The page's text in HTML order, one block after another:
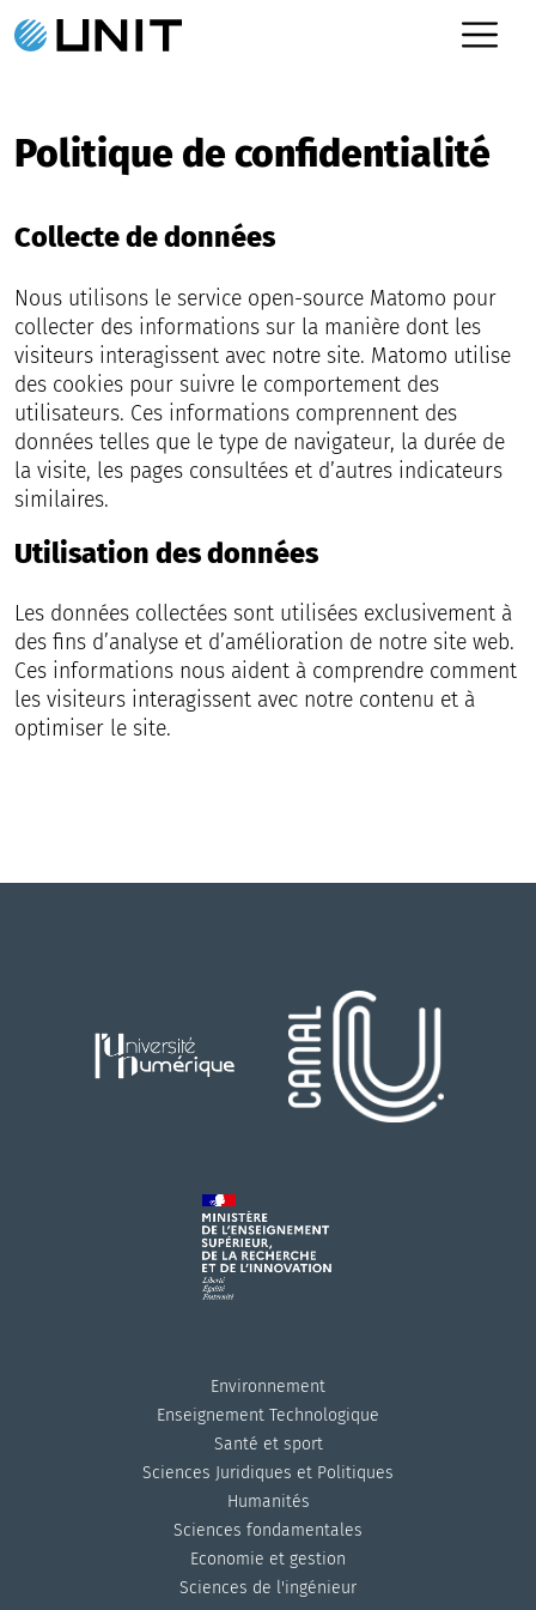
Politique de confidentialité
Collecte de données
Nous utilisons le service open-source Matomo pour
collecter des informations sur la manière dont les
visiteurs interagissent avec notre site. Matomo utilise
des cookies pour suivre le comportement des
utilisateurs. Ces informations comprennent des
données telles que le type de navigateur, la durée de
la visite, les pages consultées et d’autres indicateurs
similaires.
Utilisation des données
Les données collectées sont utilisées exclusivement à
des fins d’analyse et d’amélioration de notre site web.
Ces informations nous aident à comprendre comment
les visiteurs interagissent avec notre contenu et à
optimiser le site.
Environnement
Enseignement Technologique
Santé et sport
Sciences Juridiques et Politiques
Humanités
Sciences fondamentales
Economie et gestion
Sciences de l'ingénieur